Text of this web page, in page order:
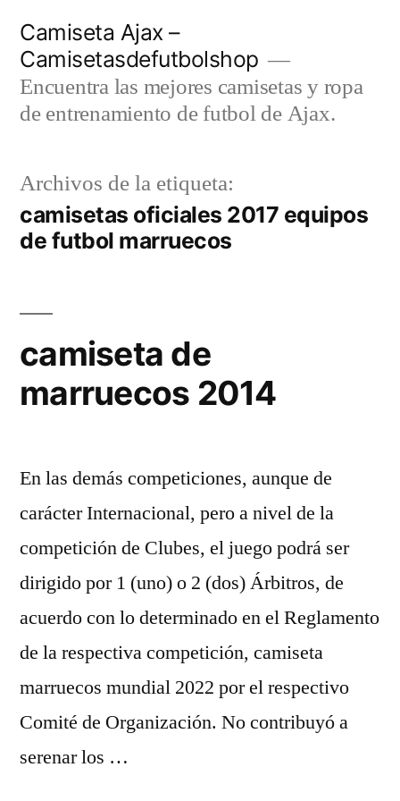
contenido
Camiseta Ajax –
Camisetasdefutbolshop
Encuentra las mejores camisetas y ropa
de entrenamiento de futbol de Ajax.
Archivos de la etiqueta:
camisetas oficiales 2017 equipos
de futbol marruecos
camiseta de
marruecos 2014
En las demás competiciones, aunque de
carácter Internacional, pero a nivel de la
competición de Clubes, el juego podrá ser
dirigido por 1 (uno) o 2 (dos) Árbitros, de
acuerdo con lo determinado en el Reglamento
de la respectiva competición, camiseta
marruecos mundial 2022 por el respectivo
Comité de Organización. No contribuyó a
serenar los …